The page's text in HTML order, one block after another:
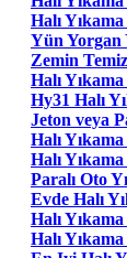
Halı
Yün Yorgan
Zemin
Halı
Hy31 Halı
Jeton veya
Halı
Halı
Paralı Oto
Evde Halı
Halı
Halı